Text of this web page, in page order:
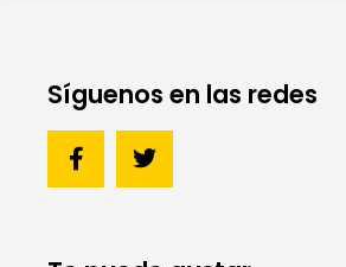
Síguenos en las redes